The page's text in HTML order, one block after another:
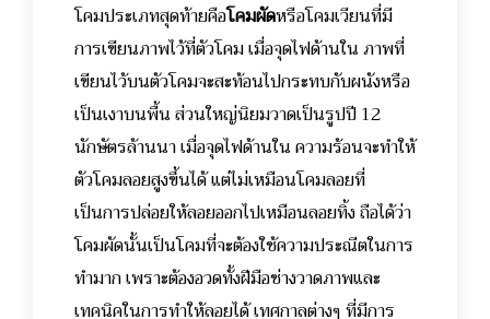
โคมประเภทสุดท้ายคือโคมผัดหรือโคมเวียนที่มี
การเขียนภาพไว้ที่ตัวโคม เมื่อจุดไฟด้านใน ภาพที่
เขียนไว้บนตัวโคมจะสะท้อนไปกระทบกับผนังหรือ
เป็นเงาบนพื้น ส่วนใหญ่นิยมวาดเป็นรูปปี 12
นักษัตรล้านนา เมื่อจุดไฟด้านใน ความร้อนจะทำให้
ตัวโคมลอยสูงขึ้นได้ แต่ไม่เหมือนโคมลอยที่
เป็นการปล่อยให้ลอยออกไปเหมือนลอยทิ้ง ถือได้ว่า
โคมผัดนั้นเป็นโคมที่จะต้องใช้ความประณีตในการ
ทำมาก เพราะต้องอวดทั้งฝีมือช่างวาดภาพและ
เทคนิคในการทำให้ลอยได้ เทศกาลต่างๆ ที่มีการ